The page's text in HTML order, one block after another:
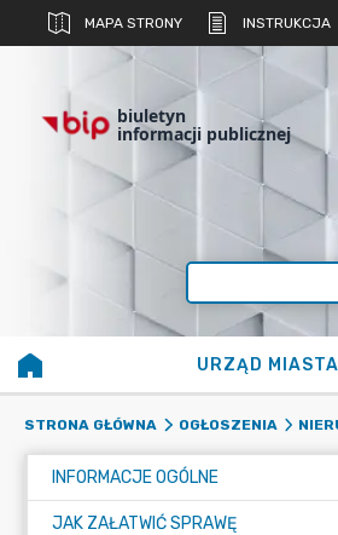
MAPA STRONY INSTRUKCJA
biuletyn
informacji publicznej
URZĄD
STRONA GŁÓWNA OGŁOSZENIA
INFORMACJE OGÓLNE
JAK ZAŁATWIĆ SPRAWĘ